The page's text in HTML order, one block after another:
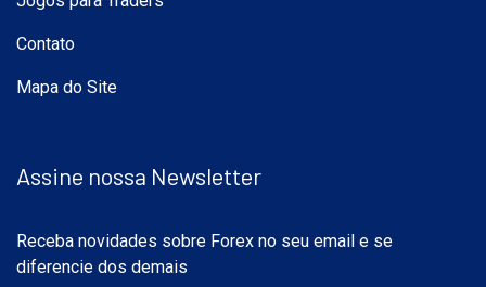
Contato
Mapa do Site
Assine nossa Newsletter
Receba novidades sobre Forex no seu email e se
diferencie dos demais